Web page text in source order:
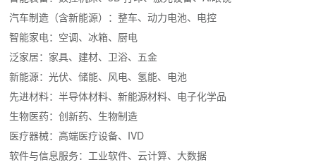
汽车制造（含新能源）：整车、动力电池、电控
智能家电：空调、冰箱、厨电
泛家居：家具、建材、卫浴、五金
新能源：光伏、储能、风电、氢能、电池
先进材料：半导体材料、新能源材料、电子化学品
生物医药：创新药、生物制造
医疗器械：高端医疗设备、IVD
软件与信息服务：工业软件、云计算、大数据